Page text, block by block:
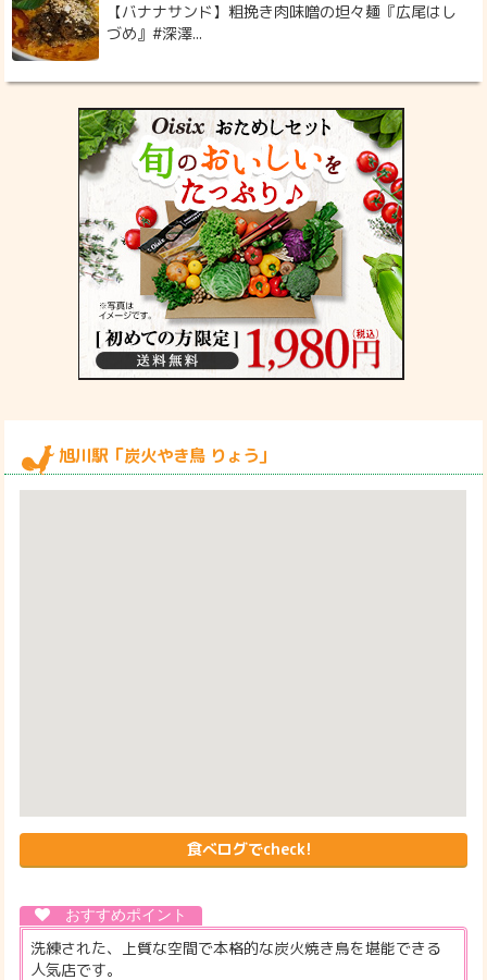
【バナナサンド】粗挽き肉味噌の坦々麺『広尾はし
づめ』#深澤...
旭川駅「炭火やき鳥 りょう」
食べログでcheck!
洗練された、上質な空間で本格的な炭火焼き鳥を堪能できる
人気店です。